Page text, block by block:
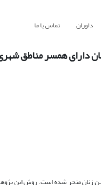
داوران تماس با ما
دارای همسر مناطق